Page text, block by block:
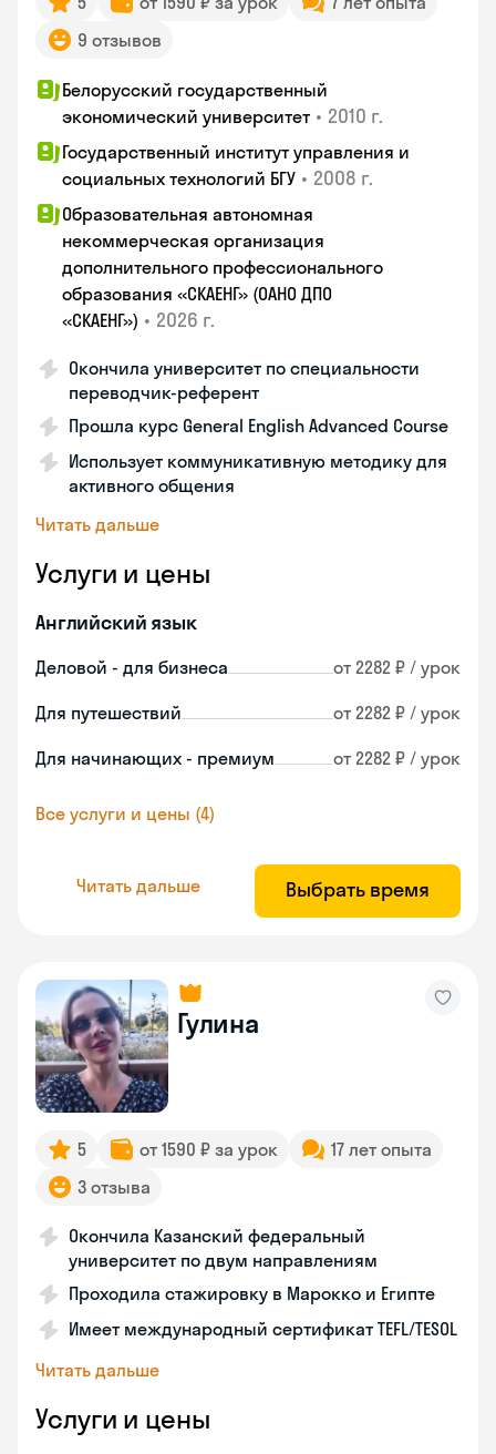
9 отзывов
Белорусский государственный
экономический университет • 2010 г.
Государственный институт управления и
социальных технологий БГУ • 2008 г.
Образовательная автономная
некоммерческая организация
дополнительного профессионального
образования «СКАЕНГ» (ОАНО ДПО
«СКАЕНГ») • 2026 г.
Окончила университет по специальности
переводчик-референт
Прошла курс General English Advanced Course
Использует коммуникативную методику для
активного общения
Читать дальше
Услуги и цены
Английский язык
Деловой - для бизнеса от 2282 ₽ / урок
Для путешествий от 2282 ₽ / урок
Для начинающих - премиум от 2282 ₽ / урок
Все услуги и цены (4)
Читать дальше Выбрать время
Гулина
5 от 1590 ₽ за урок
17 лет опыта
3 отзыва
Окончила Казанский федеральный
университет по двум направлениям
Проходила стажировку в Марокко и Египте
Имеет международный сертификат TEFL/TESOL
Читать дальше
Услуги и цены